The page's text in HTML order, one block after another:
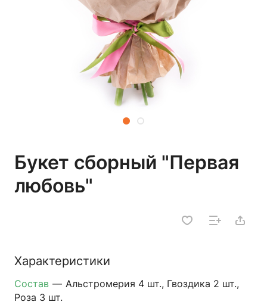
Букет сборный "Первая
любовь"
Характеристики
Состав — Альстромерия 4 шт., Гвоздика 2 шт.,
Роза 3 шт.